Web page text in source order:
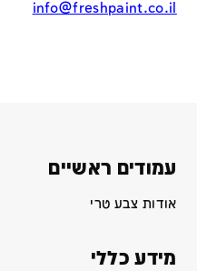
info@freshpaint.co.il
עמודים ראשיים
אודות צבע טרי
מידע כללי